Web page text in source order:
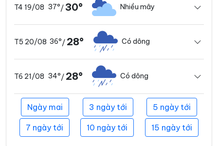
T4 19/08 37°/30° Nhiều mây
T5 20/08 36°/ 28° Có dông
T6 21/08 34°/ 28° Có dông
Ngày mai 3 ngày tới 5 ngày tới
7 ngày tới 10 ngày tới 15 ngày tới